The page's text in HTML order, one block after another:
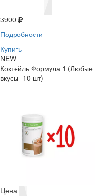
3900
Подробности
Купить
NEW
Коктейль Формула 1 (Любые
вкусы -10 шт)
Цена